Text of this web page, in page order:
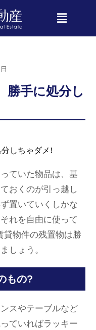
勝手に処分し
ていた物品は、基
おくのが引っ越し
置いていくしかな
れを自由に使って
貸物件の残置物は勝
しょう。
もの?
スやテーブルなど
ていればラッキー